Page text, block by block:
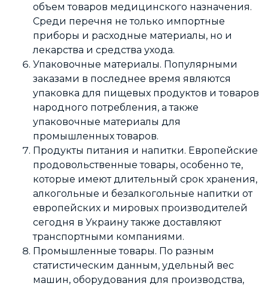
объем товаров медицинского назначения.
Среди перечня не только импортные
приборы и расходные материалы, но и
лекарства и средства ухода.
Упаковочные материалы. Популярными
заказами в последнее время являются
упаковка для пищевых продуктов и товаров
народного потребления, а также
упаковочные материалы для
промышленных товаров.
Продукты питания и напитки. Европейские
продовольственные товары, особенно те,
которые имеют длительный срок хранения,
алкогольные и безалкогольные напитки от
европейских и мировых производителей
сегодня в Украину также доставляют
транспортными компаниями.
Промышленные товары. По разным
статистическим данным, удельный вес
машин, оборудования для производства,